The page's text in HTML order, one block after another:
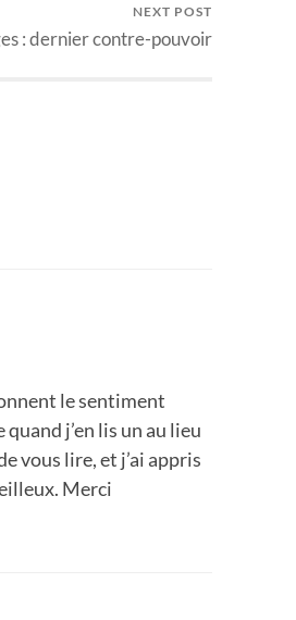
NEXT POST
: dernier contre-pouvoir
le sentiment
j’en lis un au lieu
vous lire, et j’ai appris
Merci